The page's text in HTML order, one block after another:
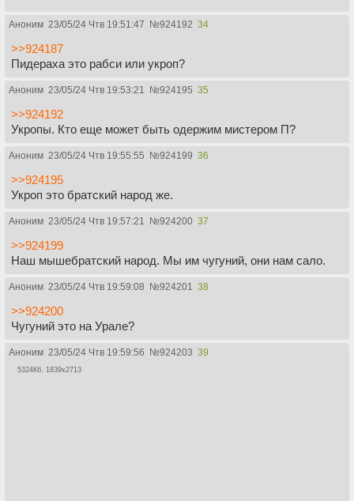
Аноним 23/05/24 Чтв 19:51:47 №924192 34
>>924187
Пидераха это рабси или укроп?
Аноним 23/05/24 Чтв 19:53:21 №924195 35
>>924192
Укропы. Кто еще может быть одержим мистером П?
Аноним 23/05/24 Чтв 19:55:55 №924199 36
>>924195
Укроп это братский народ же.
Аноним 23/05/24 Чтв 19:57:21 №924200 37
>>924199
Наш мышебратский народ. Мы им чугуний, они нам сало.
Аноним 23/05/24 Чтв 19:59:08 №924201 38
>>924200
Чугуний это на Урале?
Аноним 23/05/24 Чтв 19:59:56 №924203 39
5324Кб, 1839x2713